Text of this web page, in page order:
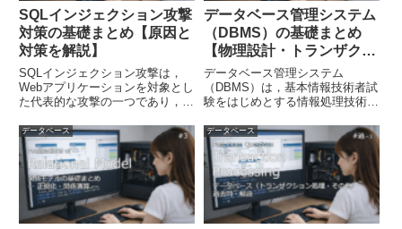
SQLインジェクション攻撃
対策の基礎まとめ【原因と
対策を解説】
SQLインジェクション攻撃は，
Webアプリケーションを対象とし
た代表的な攻撃の一つであり，入
入力することで，データベースに
対して想定外のSQL文を実行させ
る攻撃です。これにより，本来は
閲覧できないデータを取得...
データベース管理システム
（DBMS）の基礎まとめ
【物理設計・トランザクシ
ョン・障害回復を解説】
データベース管理システム
（DBMS）は，基本情報技術者試
験をはじめとする情報処理技術者
す。データベース設計の物理設計
では，論理設計で整理したデータ
構造を，実際のシステムで効率よ
く管理できるように実装します。
DB...
データベース データベース